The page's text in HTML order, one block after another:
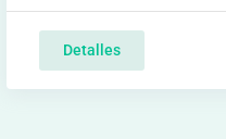
Detalles